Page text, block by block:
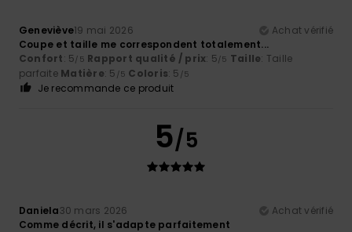
Geneviève19 mai 2026
Achat vérifié
Coupe et taille me correspondent totalement...
Confort: 5/5 Rapport qualité / prix: 5/5 Taille: Taille
parfaite Matière: 5 /5 Coloris: 5 /5
Je recommande ce produit
5/5
Daniela30 mars 2026
Achat vérifié
Comme décrit, il s'adapte parfaitement